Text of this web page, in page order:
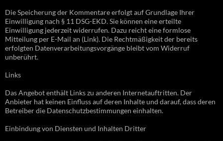
Die Speicherung der Kommentare erfolgt auf Grundlage Ihrer
Einwilligung nach § 11 DSG-EKD. Sie können eine erteilte
Einwilligung jederzeit widerrufen. Dazu reicht eine formlose
Mitteilung per E-Mail an (Link). Die Rechtmäßigkeit der bereits
erfolgten Datenverarbeitungsvorgänge bleibt vom Widerruf
unberührt.
Links
Das Angebot enthält Links zu anderen Internetauftritten. Der
Anbieter hat keinen Einfluss auf deren Inhalte und darauf, dass deren
Betreiber die Datenschutzbestimmungen einhalten.
Einbindung von Diensten und Inhalten Dritter